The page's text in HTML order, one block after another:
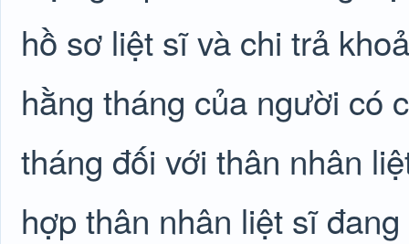
hồ sơ liệt sĩ và chi trả
hằng tháng của người có
tháng đối với thân nhân
hợp thân nhân liệt sĩ